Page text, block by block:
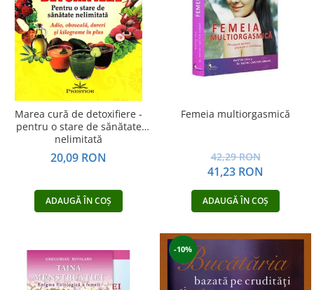
Astrologie
Știință
Seria Montauk
Seria Chico Xavier
Seria Helena Blavatsky
Umor
Non-dualitate
Alimentație
Marea cură de detoxifiere -
pentru o stare de sănătate
nelimitată
20,09 RON
ADAUGĂ ÎN COȘ
Femeia multiorgasmică
42,29 RON
41,23 RON
ADAUGĂ ÎN COȘ
-10%